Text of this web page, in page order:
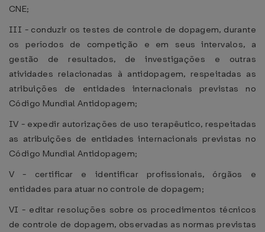
CNE;
III - conduzir os testes de controle de dopagem, durante
os períodos de competição e em seus intervalos, a
gestão de resultados, de investigações e outras
atividades relacionadas à antidopagem, respeitadas as
atribuições de entidades internacionais previstas no
Código Mundial Antidopagem;
IV - expedir autorizações de uso terapêutico, respeitadas
as atribuições de entidades internacionais previstas no
Código Mundial Antidopagem;
V - certificar e identificar profissionais, órgãos e
entidades para atuar no controle de dopagem;
VI - editar resoluções sobre os procedimentos técnicos
de controle de dopagem, observadas as normas previstas